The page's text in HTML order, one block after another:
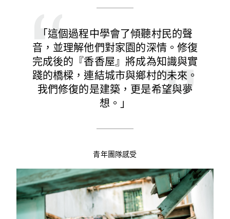
「這個過程中學會了傾聽村民的聲
音，並理解他們對家園的深情。修復
完成後的『香香屋』將成為知識與實
踐的橋樑，連結城市與鄉村的未來。
我們修復的是建築，更是希望與夢
想。」
青年團隊感受